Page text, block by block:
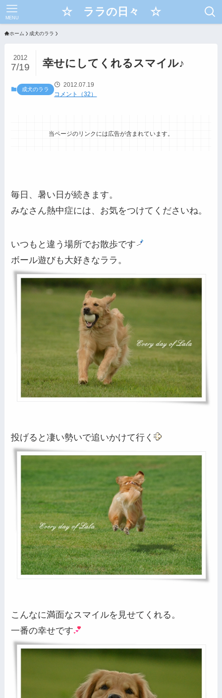
☆ ララの日々 ☆
MENU
ホーム 成犬のララ
幸せにしてくれるスマイル♪
2012
7/19
成犬のララ
2012.07.19
コメント（32）
当ページのリンクには広告が含まれています。
毎日、暑い日が続きます。
みなさん熱中症には、お気をつけてくださいね。
いつもと違う場所でお散歩です
ボール遊びも大好きなララ。
投げると凄い勢いで追いかけて行く
こんなに満面なスマイルを見せてくれる。
一番の幸せです